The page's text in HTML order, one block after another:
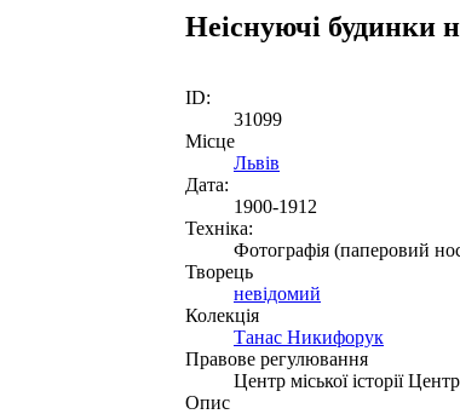
Неіснуючі будинки
ID:
31099
Місце
Львів
Дата:
1900-1912
Техніка:
Фотографія (паперовий
Творець
невідомий
Колекція
Танас Никифорук
Правове регулювання
Центр міської історії
Опис